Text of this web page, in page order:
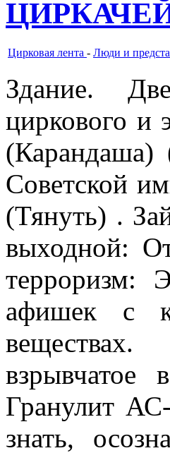
Цирковая лента - Люди и
Здание.
циркового и
Советской
(Тянуть) .
выходной:
терроризм:
афишек с
Гранулит
знать,